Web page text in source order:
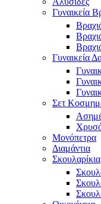
Γυναικεία
Γυναικεία
Σετ
Μονόπετρα
Διαμάντια
Σκουλαρίκια